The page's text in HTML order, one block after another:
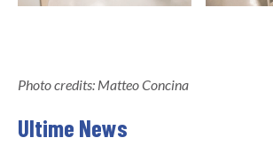
Photo credits: Matteo Concina
Ultime News